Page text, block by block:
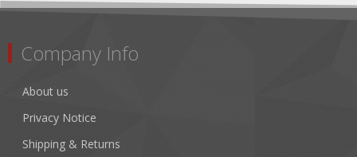
Company Info
About us
Privacy Notice
Shipping & Returns